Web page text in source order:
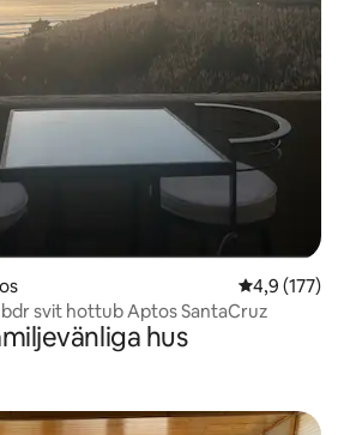
4,9 av 5 i
4,9 (177)
bdr svit hottub Aptos SantaCruz
hus